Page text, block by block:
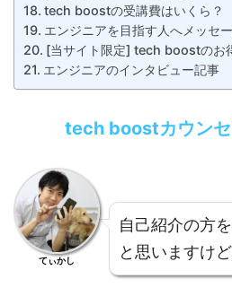
tech boostの受講費はいくら？
エンジニアを目指す人へメッセ
[当サイト限定] tech boostのお
エンジニアのインタビュー記事
tech boostカウン
てぃかし
自己紹介の方
と思いますけ